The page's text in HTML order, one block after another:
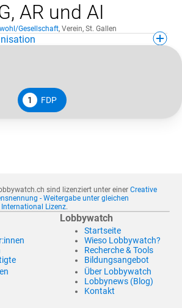
AR und AI
Gesellschaft, Verein, St. Gallen
1 FDP
sind lizenziert unter einer Creative
- Weitergabe unter gleichen
Lizenz.
Lobbywatch
Startseite
Wieso Lobbywatch?
Recherche & Tools
Bildungsangebot
Über Lobbywatch
Lobbynews (Blog)
Kontakt